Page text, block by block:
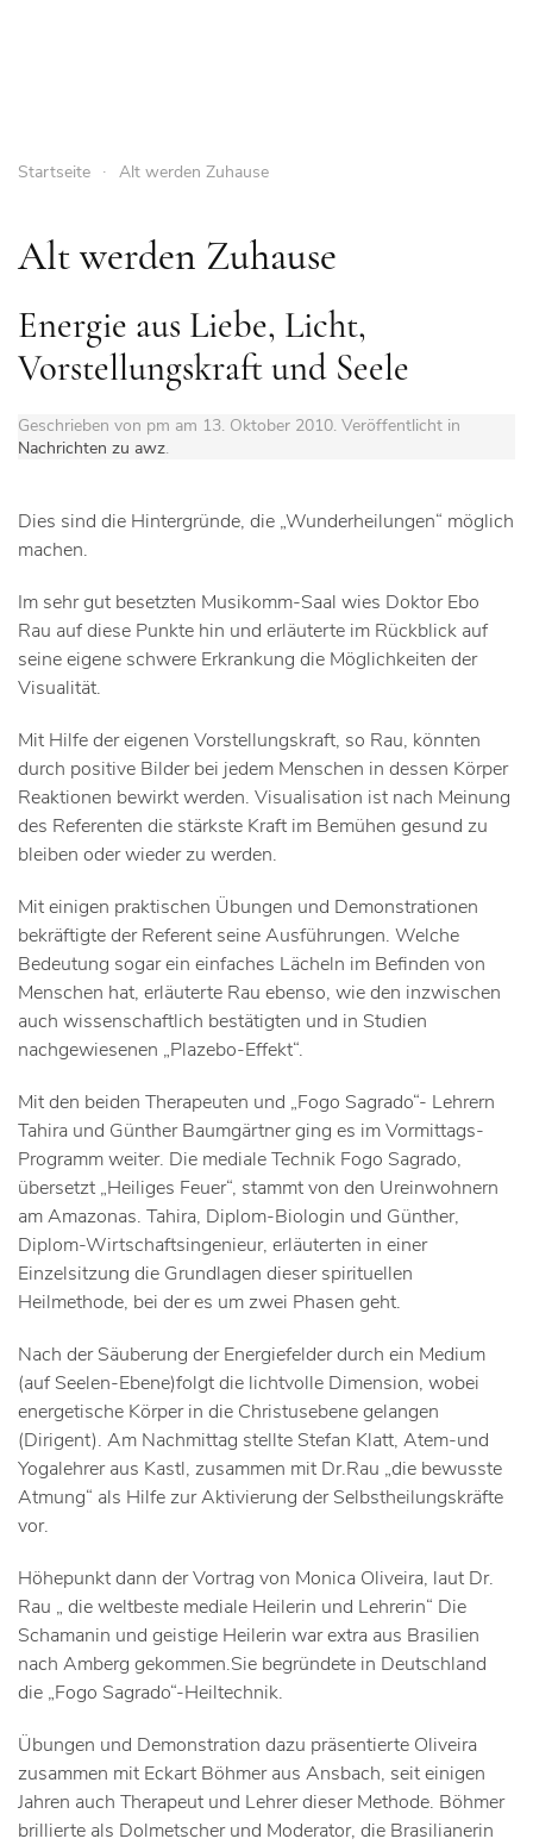
Startseite Alt werden Zuhause
Alt werden Zuhause
Energie aus Liebe, Licht,
Vorstellungskraft und Seele
Geschrieben von pm am 13. Oktober 2010. Veröffentlicht in
Nachrichten zu awz.
Dies sind die Hintergründe, die „Wunderheilungen“ möglich
machen.
Im sehr gut besetzten Musikomm-Saal wies Doktor Ebo
Rau auf diese Punkte hin und erläuterte im Rückblick auf
seine eigene schwere Erkrankung die Möglichkeiten der
Visualität.
Mit Hilfe der eigenen Vorstellungskraft, so Rau, könnten
durch positive Bilder bei jedem Menschen in dessen Körper
Reaktionen bewirkt werden. Visualisation ist nach Meinung
des Referenten die stärkste Kraft im Bemühen gesund zu
bleiben oder wieder zu werden.
Mit einigen praktischen Übungen und Demonstrationen
bekräftigte der Referent seine Ausführungen. Welche
Bedeutung sogar ein einfaches Lächeln im Befinden von
Menschen hat, erläuterte Rau ebenso, wie den inzwischen
auch wissenschaftlich bestätigten und in Studien
nachgewiesenen „Plazebo-Effekt“.
Mit den beiden Therapeuten und „Fogo Sagrado“- Lehrern
Tahira und Günther Baumgärtner ging es im Vormittags-
Programm weiter. Die mediale Technik Fogo Sagrado,
übersetzt „Heiliges Feuer“, stammt von den Ureinwohnern
am Amazonas. Tahira, Diplom-Biologin und Günther,
Diplom-Wirtschaftsingenieur, erläuterten in einer
Einzelsitzung die Grundlagen dieser spirituellen
Heilmethode, bei der es um zwei Phasen geht.
Nach der Säuberung der Energiefelder durch ein Medium
(auf Seelen-Ebene)folgt die lichtvolle Dimension, wobei
energetische Körper in die Christusebene gelangen
(Dirigent). Am Nachmittag stellte Stefan Klatt, Atem-und
Yogalehrer aus Kastl, zusammen mit Dr.Rau „die bewusste
Atmung“ als Hilfe zur Aktivierung der Selbstheilungskräfte
vor.
Höhepunkt dann der Vortrag von Monica Oliveira, laut Dr.
Rau „ die weltbeste mediale Heilerin und Lehrerin“ Die
Schamanin und geistige Heilerin war extra aus Brasilien
nach Amberg gekommen.Sie begründete in Deutschland
die „Fogo Sagrado“-Heiltechnik.
Übungen und Demonstration dazu präsentierte Oliveira
zusammen mit Eckart Böhmer aus Ansbach, seit einigen
Jahren auch Therapeut und Lehrer dieser Methode. Böhmer
brillierte als Dolmetscher und Moderator, die Brasilianerin